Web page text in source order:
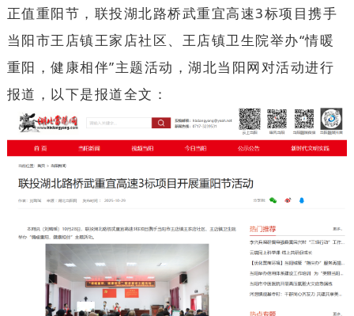
正值重阳节，联投湖北路桥武重宜高速3标项目携手
当阳市王店镇王家店社区、王店镇卫生院举办“情暖
重阳，健康相伴”主题活动，湖北当阳网对活动进行
报道，以下是报道全文：